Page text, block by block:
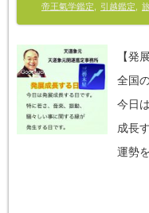
帝王氣学鑑定
引越鑑定
【発
全国
今日
成長
運勢